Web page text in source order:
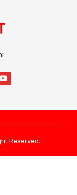
Reserved.